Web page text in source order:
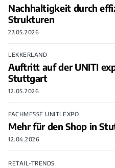
Nachhaltigkeit durch
Strukturen
27.05.2026
LEKKERLAND
Auftritt auf der UNITI
Stuttgart
12.05.2026
FACHMESSE UNITI EXPO
Mehr für den Shop in
12.04.2026
RETAIL-TRENDS